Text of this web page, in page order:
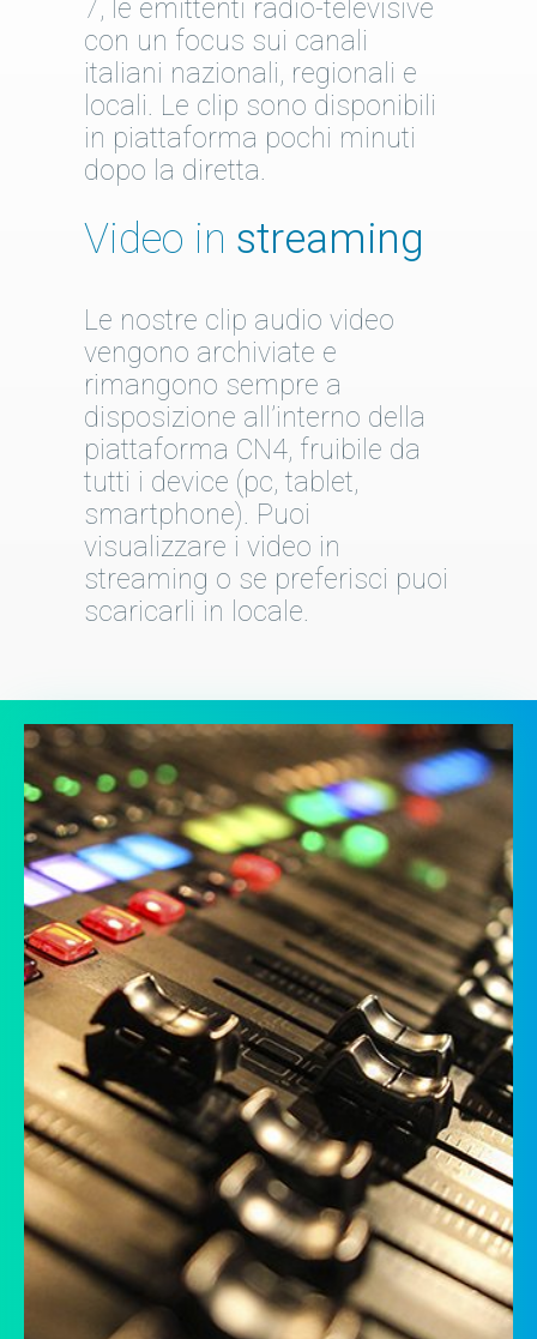
7, le emittenti radio-televisive
con un focus sui canali
italiani nazionali, regionali e
locali. Le clip sono disponibili
in piattaforma pochi minuti
dopo la diretta.
Video in streaming
Le nostre clip audio video
vengono archiviate e
rimangono sempre a
disposizione all’interno della
piattaforma CN4, fruibile da
tutti i device (pc, tablet,
smartphone). Puoi
visualizzare i video in
streaming o se preferisci puoi
scaricarli in locale.